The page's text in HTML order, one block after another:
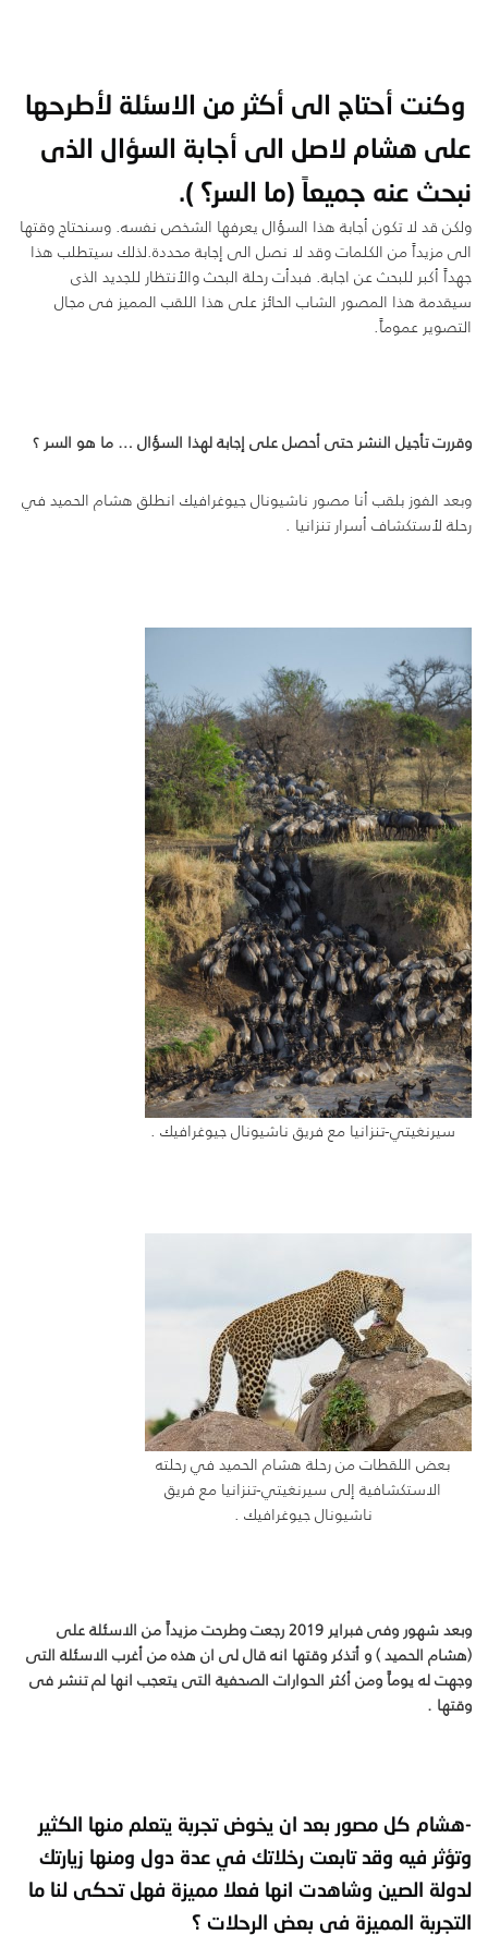
وكنت أحتاج الى أكثر من الاسئلة لأطرحها
على هشام لاصل الى أجابة السؤال الذى
نبحث عنه جميعاً (ما السر؟ ).
ولكن قد لا تكون أجابة هذا السؤال يعرفها الشخص نفسه. وسنحتاج وقتها
الى مزيداً من الكلمات وقد لا نصل الى إجابة محددة.لذلك سيتطلب هذا
جهداً أكبر للبحث عن اجابة. فبدأت رحلة البحث والأنتظار للجديد الذى
سيقدمة هذا المصور الشاب الحائز على هذا اللقب المميز فى مجال
التصوير عموماً.
وقررت تأجيل النشر حتى أحصل على إجابة لهذا السؤال … ما هو السر ؟
وبعد الفوز بلقب أنا مصور ناشيونال جيوغرافيك انطلق هشام الحميد في
رحلة لأستكشاف أسرار تنزانيا .
سيرنغيتي-تنزانيا مع فريق ناشيونال جيوغرافيك .
بعض اللقطات من رحلة هشام الحميد في رحلته
الاستكشافية إلى سيرنغيتي-تنزانيا مع فريق
ناشيونال جيوغرافيك .
وبعد شهور وفى فبراير 2019 رجعت وطرحت مزيداً من الاسئلة على
(هشام الحميد ) و أتذكر وقتها انه قال لى ان هذه من أغرب الاسئلة التى
وجهت له يوماً ومن أكثر الحوارات الصحفية التى يتعجب انها لم تنشر فى
وقتها .
-هشام كل مصور بعد ان يخوض تجربة يتعلم منها الكثير
وتؤثر فيه وقد تابعت رخلاتك في عدة دول ومنها زيارتك
لدولة الصين وشاهدت انها فعلا مميزة فهل تحكى لنا ما
التجربة المميزة فى بعض الرحلات ؟